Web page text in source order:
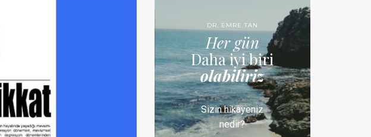
DR. EMRE TAN
Her gün
Daha iyi biri
olabiliriz
Sizin hikayeniz
nedir?